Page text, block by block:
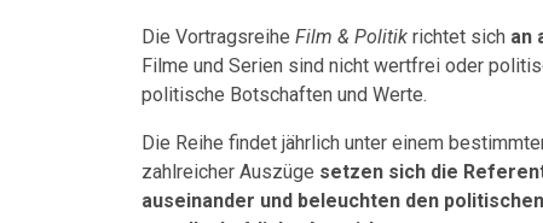
Die Vortragsreihe Film & Politik richtet sich an
Filme und Serien sind nicht wertfrei oder
politische Botschaften und Werte.
Die Reihe findet jährlich unter einem
zahlreicher Auszüge setzen sich die
auseinander und beleuchten den